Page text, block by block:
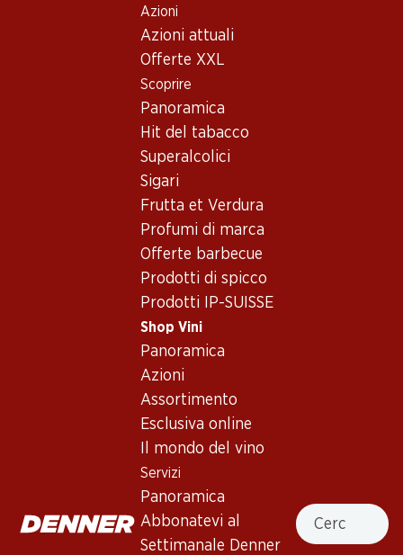
Azioni
Azioni attuali
Offerte XXL
Scoprire
Panoramica
Hit del tabacco
Superalcolici
Sigari
Frutta et Verdura
Profumi di marca
Offerte barbecue
Prodotti di spicco
Prodotti IP-SUISSE
Shop Vini
Panoramica
Azioni
Assortimento
Esclusiva online
Il mondo del vino
Servizi
Panoramica
Abbonatevi al
Settimanale Denner
Cercare
Vino/champagne
Bordeaux Château Rouget
Esclusiva online!
Château Rouget
Francia, Bordeaux, 2013
Rosso porpora intenso. Al naso aromi intensi di prugna,
ciliegie nere e note speziate. Corpo spesso e pieno con
tannini presenti e lungo retrogusto. Affinamento e